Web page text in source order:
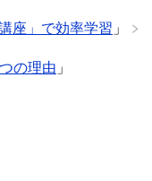
座」で効率学習 」
の理由 」